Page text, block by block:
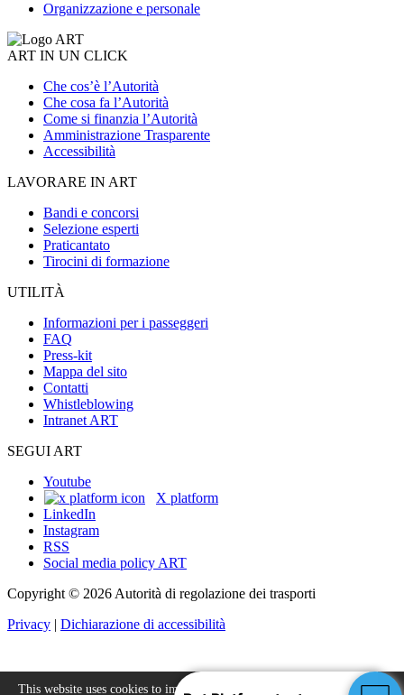
Organizzazione e personale
ART IN UN CLICK
Che cos’è l’Autorità
Che cosa fa l’Autorità
Come si finanzia l’Autorità
Amministrazione Trasparente
Accessibilità
LAVORARE IN ART
Bandi e concorsi
Selezione esperti
Praticantato
Tirocini di formazione
UTILITÀ
Informazioni per i passeggeri
FAQ
Press-kit
Mappa del sito
Contatti
Whistleblowing
Intranet ART
SEGUI ART
Youtube
X platform
LinkedIn
Instagram
RSS
Social media policy ART
Copyright © 2026 Autorità di regolazione dei trasporti
Privacy | Dichiarazione di accessibilità
This website uses cookies to improve your experience.